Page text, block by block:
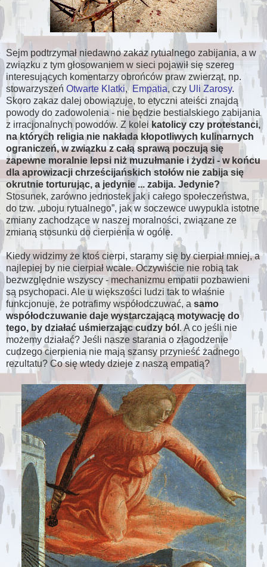
Sejm podtrzymał niedawno zakaz rytualnego zabijania, a w
związku z tym głosowaniem w sieci pojawił się szereg
interesujących komentarzy obrońców praw zwierząt, np.
stowarzyszeń Otwarte Klatki, Empatia, czy Uli Zarosy.
Skoro zakaz dalej obowiązuje, to etyczni ateiści znajdą
powody do zadowolenia - nie będzie bestialskiego zabijania
z irracjonalnych powodów. Z kolei katolicy czy protestanci,
na których religia nie nakłada kłopotliwych kulinarnych
ograniczeń, w związku z całą sprawą poczują się
zapewne moralnie lepsi niż muzułmanie i żydzi - w końcu
dla aprowizacji chrześcijańskich stołów nie zabija się
okrutnie torturując, a jedynie ... zabija. Jedynie?
Stosunek, zarówno jednostek jak i całego społeczeństwa,
do tzw.
uboju rytualnego , jak w soczewce uwypukla istotne
zmiany zachodzące w naszej moralności, związane ze
zmianą stosunku do cierpienia w ogóle.
Kiedy widzimy że ktoś cierpi, staramy się by cierpiał mniej, a
najlepiej by nie cierpiał wcale. Oczywiście nie robią tak
bezwzględnie wszyscy - mechanizmu empatii pozbawieni
są psychopaci. Ale u większości ludzi tak to właśnie
funkcjonuje, że potrafimy współodczuwać, a samo
współodczuwanie daje wystarczającą motywację do
tego, by działać uśmierzając cudzy ból . A co jeśli nie
możemy działać? Jeśli nasze starania o złagodzenie
cudzego cierpienia nie mają szansy przynieść żadnego
rezultatu? Co się wtedy dzieje z naszą empatią?